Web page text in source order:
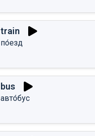
train
по́езд
bus
авто́бус